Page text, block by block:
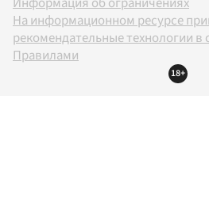
На информационном ресурсе
рекомендательные технологии в
Правилами
18+